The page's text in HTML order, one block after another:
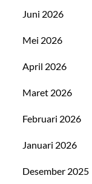
Juni 2026
Mei 2026
April 2026
Maret 2026
Februari 2026
Januari 2026
Desember 2025